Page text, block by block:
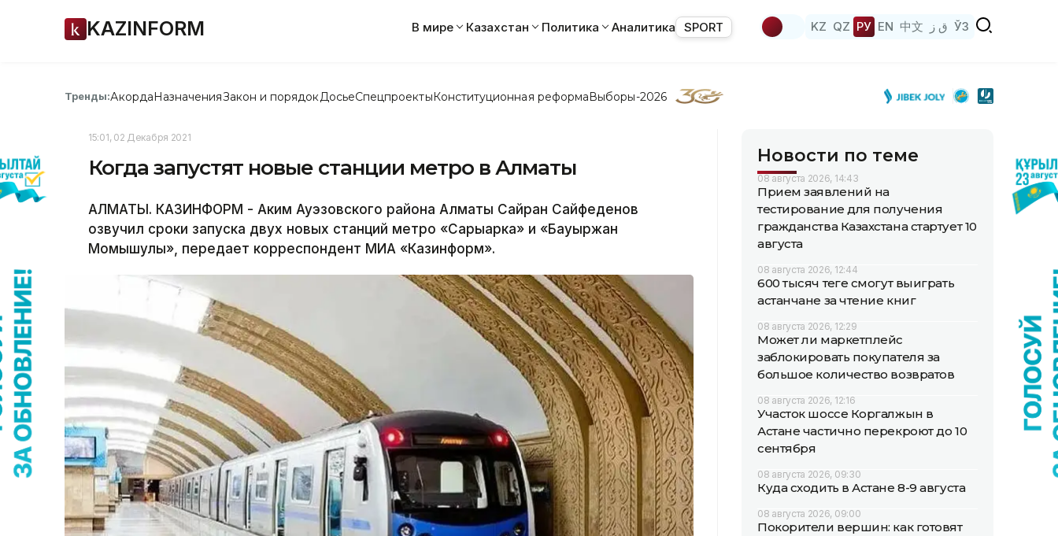
KAZINFORM В мире Казахстан Политика Аналитика SPORT KZ QZ РУ EN 中文 ق ز ЎЗ
Тренды:АкордаНазначенияЗакон и порядок ДосьеСпецпроектыКонституционная реформаВыборы-2026
15:01, 02 Декабря 2021
Когда запустят новые станции метро в Алматы
АЛМАТЫ. КАЗИНФОРМ - Аким Ауэзовского района Алматы Сайран Сайфеденов
озвучил сроки запуска двух новых станций метро «Сарыарка» и «Бауыржан
Момышулы», передает корреспондент МИА «Казинформ».
Новости по теме
08 августа 2026, 14:43
Прием заявлений на
тестирование для получения
гражданства Казахстана стартует 10
августа
08 августа 2026, 12:44
600 тысяч теңге смогут выиграть
астанчане за чтение книг
08 августа 2026, 12:29
Может ли маркетплейс
заблокировать покупателя за
большое количество возвратов
08 августа 2026, 12:16
Участок шоссе Коргалжын в
Астане частично перекроют до 10
сентября
08 августа 2026, 09:30
Куда сходить в Астане 8-9 августа
08 августа 2026, 09:00
Покорители вершин: как готовят